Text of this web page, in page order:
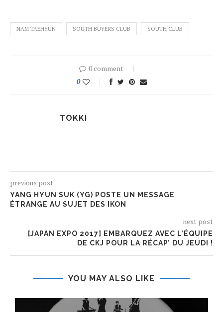
NAM TAEHYUN SOUTH BUYERS CLUB SOUTH CLUB
0 comment
0
TOKKI
previous post
YANG HYUN SUK (YG) POSTE UN MESSAGE
ÉTRANGE AU SUJET DES IKON
next post
[JAPAN EXPO 2017] EMBARQUEZ AVEC L’ÉQUIPE
DE CKJ POUR LA RÉCAP’ DU JEUDI !
YOU MAY ALSO LIKE